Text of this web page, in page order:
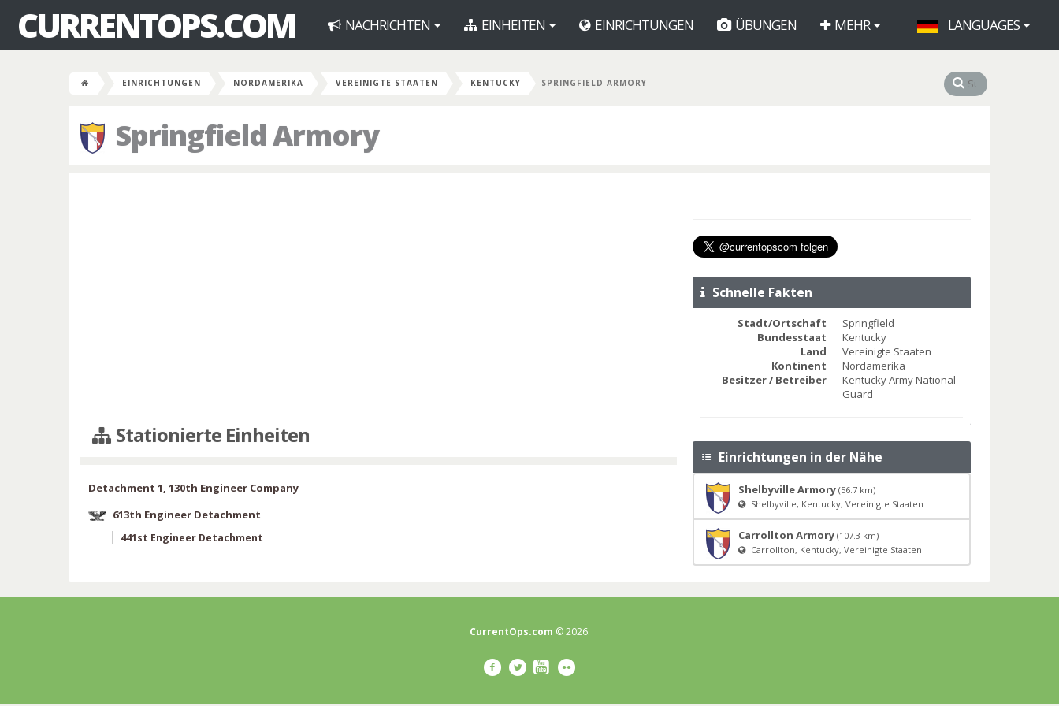
CURRENTOPS.COM NACHRICHTEN EINHEITEN EINRICHTUNGEN ÜBUNGEN MEHR LANGUAGES
EINRICHTUNGEN NORDAMERIKA VEREINIGTE STAATEN KENTUCKY SPRINGFIELD ARMORY
Springfield Armory
Stationierte Einheiten
Detachment 1, 130th Engineer Company
613th Engineer Detachment
441st Engineer Detachment
Schnelle Fakten
Stadt/Ortschaft
Springfield
Bundesstaat
Kentucky
Land
Vereinigte Staaten
Kontinent
Nordamerika
Besitzer / Betreiber
Kentucky Army National
Guard
Einrichtungen in der Nähe
Shelbyville Armory (56.7 km)
Shelbyville, Kentucky, Vereinigte Staaten
Carrollton Armory (107.3 km)
Carrollton, Kentucky, Vereinigte Staaten
CurrentOps.com © 2026.